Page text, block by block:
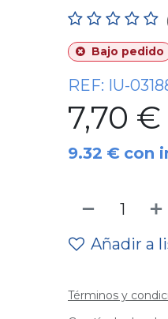
Bajo pedido
REF: IU-
7,70 €
9.32 € con
Añadir a
Términos y